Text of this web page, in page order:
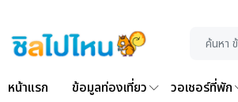
หน้าแรก ข้อมูลท่องเที่ยว วอเชอร์ที่พัก